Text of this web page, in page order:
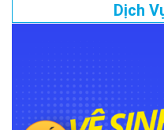
Dịch